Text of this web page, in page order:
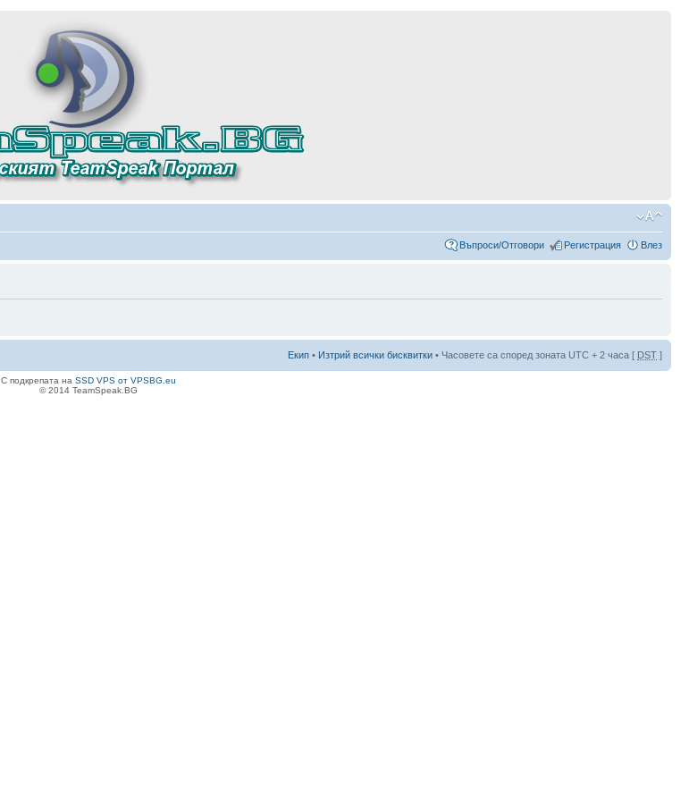
Въпроси/Отговори Регистрация Влез
Екип • Изтрий всички бисквитки • Часовете са според зоната UTC + 2 часа [ DST ]
С подкрепата на SSD VPS от VPSBG.eu
© 2014 TeamSpeak.BG